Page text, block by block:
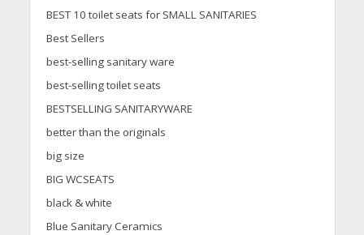
BEST 10 toilet seats for SMALL SANITARIES
Best Sellers
best-selling sanitary ware
best-selling toilet seats
BESTSELLING SANITARYWARE
better than the originals
big size
BIG WCSEATS
black & white
Blue Sanitary Ceramics